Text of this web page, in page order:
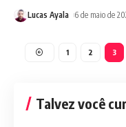
Lucas Ayala 6 de maio de
1 2 3
Talvez você